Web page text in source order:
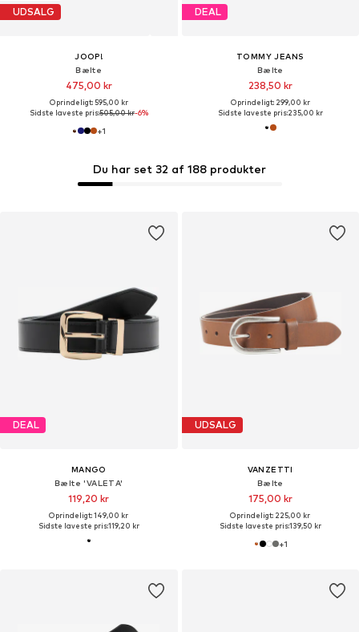
UDSALG
JOOP!
Bælte
475,00 kr
Oprindeligt: 595,00 kr
Sidste laveste pris:505,00 kr-6%
+1
DEAL
TOMMY JEANS
Bælte
238,50 kr
Oprindeligt: 299,00 kr
Sidste laveste pris:235,00 kr
DEAL
MANGO
Bælte 'VALETA'
119,20 kr
Oprindeligt: 149,00 kr
Sidste laveste pris:119,20 kr
Du har set 32 af 188 produkter
UDSALG
VANZETTI
Bælte
175,00 kr
Oprindeligt: 225,00 kr
Sidste laveste pris:139,50 kr
+1